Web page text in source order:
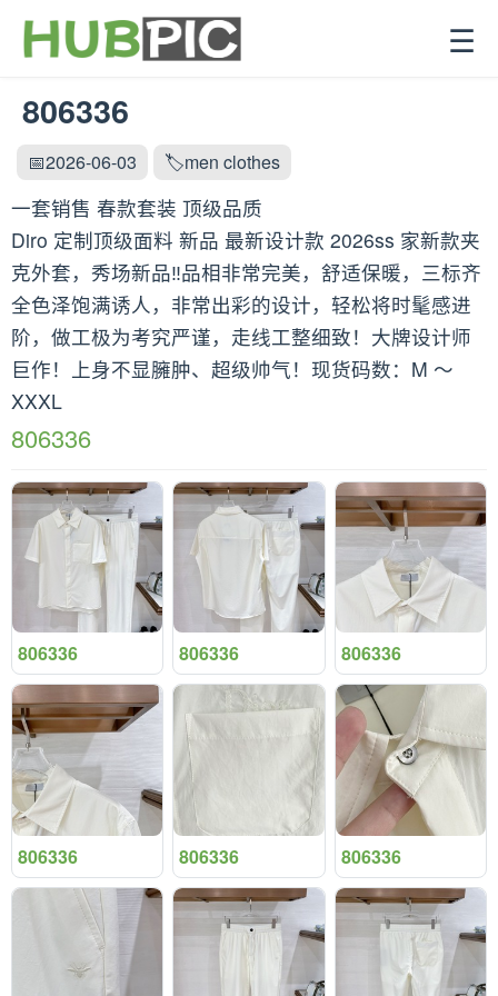
☰
806336
📅2026-06-03 🏷️men clothes
一套销售 春款套装 顶级品质
Diro 定制顶级面料 新品 最新设计款 2026ss 家新款夹
克外套，秀场新品‼品相非常完美，舒适保暖，三标齐
全色泽饱满诱人，非常出彩的设计，轻松将时髦感进
阶，做工极为考究严谨，走线工整细致！大牌设计师
巨作！上身不显臃肿、超级帅气！现货码数：M ～
XXXL
806336
806336 806336 806336
806336 806336 806336